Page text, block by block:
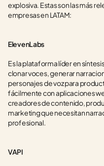
explosiva. Estas son las más
empresas en LATAM:
ElevenLabs
Es la plataforma líder en
clonar voces, generar
personajes de voz para
fácilmente con aplicaciones
creadores de contenido,
marketing que necesitan
profesional.
VAPI